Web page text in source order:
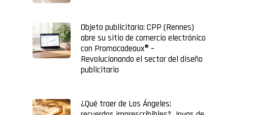
Objeto publicitario: CPP (Rennes)
abre su sitio de comercio electrónico
con Promocadeaux® –
Revolucionando el sector del diseño
publicitario
¿Qué traer de Los Ángeles: